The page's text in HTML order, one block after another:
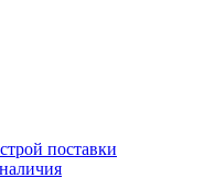
поставки